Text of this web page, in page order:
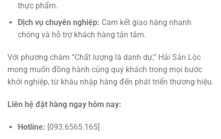
thực phẩm.
Dịch vụ chuyên nghiệp: Cam kết giao hàng nhanh
chóng và hỗ trợ khách hàng tận tâm.
Với phương châm “Chất lượng là danh dự,” Hải Sản Lộc
mong muốn đồng hành cùng quý khách trong mọi bước
khởi nghiệp, từ khâu nhập hàng đến phát triển thương hiệu.
Liên hệ đặt hàng ngay hôm nay:
Hotline: [093.6565.165]